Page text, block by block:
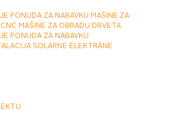
PONUDA ZA NABAVKU MAŠINE ZA
MAŠINE ZA OBRADU DRVETA
PONUDA ZA NABAVKU
SOLARNE ELEKTRANE